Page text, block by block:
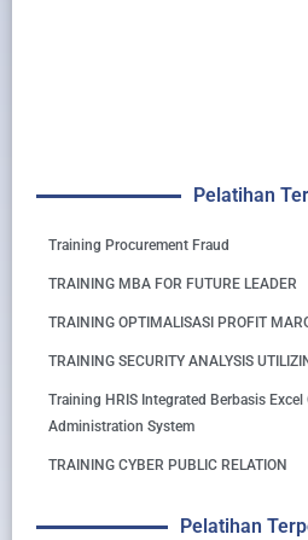
Pelatihan
Training Procurement Fraud
TRAINING MBA FOR FUTURE LEADER
TRAINING OPTIMALISASI PROFIT
TRAINING SECURITY ANALYSIS
Training HRIS Integrated Berbasis Excel
Administration System
TRAINING CYBER PUBLIC RELATION
Pelatihan